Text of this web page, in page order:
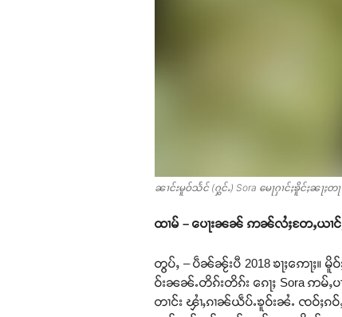
ၼၢင်းမူဝ်သႅင် (ႁွင်ႉ) Sora မေႃႁၢင်ႈၶိူင်ႈၼႃႈတ
ထၢမ် – ပေႃးၼၼ် ဢၼ်လႆႈတႄႇယၢင်ႈ
တွပ်ႇ – ပဵၼ်ၼႂ်းပီ 2018 ၶႃႈဢေႃႈ။ မိူ
ဝ်းၼၼ်ႉတိၵ်းတိၵ်း ၵေႃႈ Sora ဢမ်
တၢင်း ၾၢႆႇၵၢၼ်ယဵပ်ႉၶူဝ်းၼႆႉ ၸဝ်ႈၵ